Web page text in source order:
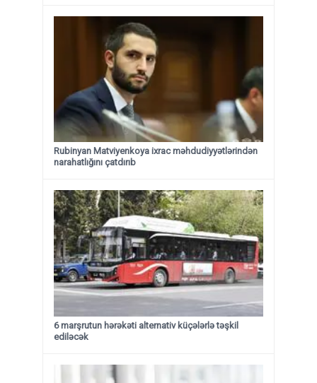
Rubinyan Matviyenkoya ixrac məhdudiyyətlərindən
narahatlığını çatdırıb
6 marşrutun hərəkəti alternativ küçələrlə təşkil
ediləcək